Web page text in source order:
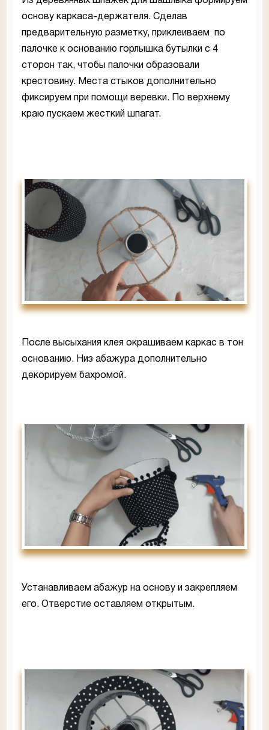
основу каркаса-держателя. Сделав
предварительную разметку, приклеиваем по
палочке к основанию горлышка бутылки с 4
сторон так, чтобы палочки образовали
крестовину. Места стыков дополнительно
фиксируем при помощи веревки. По верхнему
краю пускаем жесткий шпагат.
После высыхания клея окрашиваем каркас в тон
основанию. Низ абажура дополнительно
декорируем бахромой.
Устанавливаем абажур на основу и закрепляем
его. Отверстие оставляем открытым.